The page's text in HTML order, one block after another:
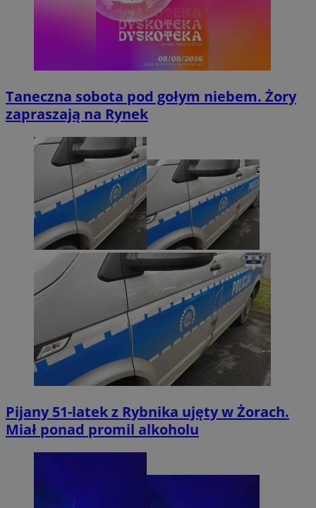
Taneczna sobota pod gołym niebem. Żory
zapraszają na Rynek
Pijany 51-latek z Rybnika ujęty w Żorach.
Miał ponad promil alkoholu